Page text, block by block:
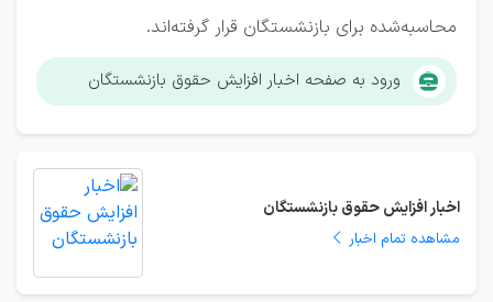
محاسبه‌شده برای بازنشستگان قرار گرفته‌اند.
ورود به صفحه اخبار افزایش حقوق بازنشستگان
اخبار افزایش حقوق بازنشستگان
مشاهده تمام اخبار